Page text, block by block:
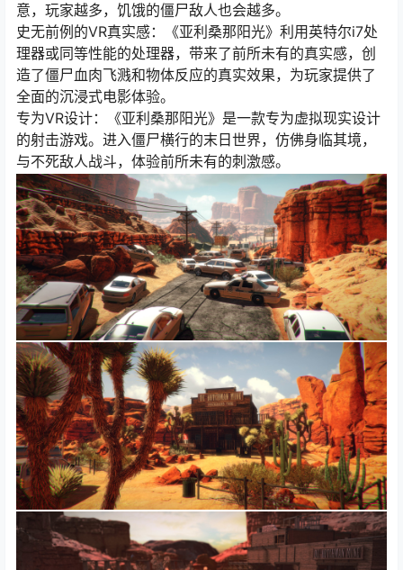
意，玩家越多，饥饿的僵尸敌人也会越多。
史无前例的VR真实感：《亚利桑那阳光》利用英特尔i7处
理器或同等性能的处理器，带来了前所未有的真实感，创
造了僵尸血肉飞溅和物体反应的真实效果，为玩家提供了
全面的沉浸式电影体验。
专为VR设计：《亚利桑那阳光》是一款专为虚拟现实设计
的射击游戏。进入僵尸横行的末日世界，仿佛身临其境，
与不死敌人战斗，体验前所未有的刺激感。